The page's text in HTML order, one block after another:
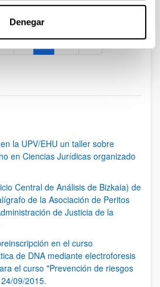
Denegar
Página
2 Página
3 ...Páginas intermedias Use TAB
Página
95
la UPV/EHU un taller sobre
en Ciencias Jurídicas organizado
Central de Análisis de Bizkaia) de
de la Asociación de Peritos
de Justicia de la
en el curso
de DNA mediante electroforesis
el curso "Prevención de riesgos
09/2015.